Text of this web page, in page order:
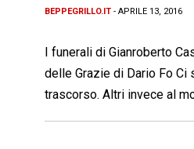
BEPPEGRILLO.IT - APRILE 13, 2016
I funerali di Gianroberto
delle Grazie di Dario Fo Ci
trascorso. Altri invece al